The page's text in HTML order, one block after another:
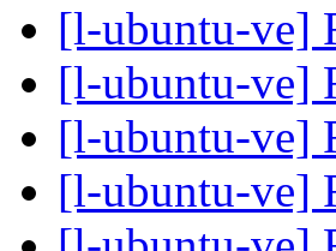
[l-ubuntu-ve]
[l-ubuntu-ve]
[l-ubuntu-ve]
[l-ubuntu-ve]